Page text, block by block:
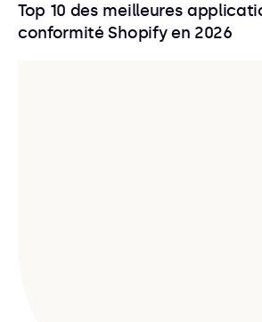
Top 10 des meilleures
conformité Shopify en 2026